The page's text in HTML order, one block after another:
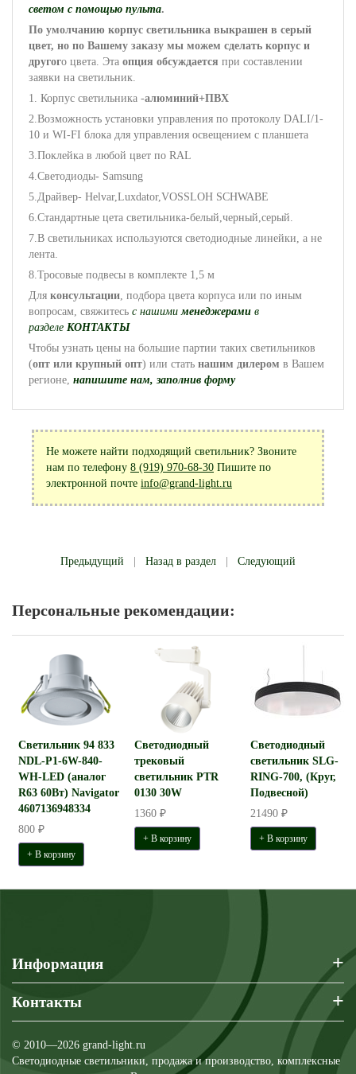
светом с помощью пульта.
По умолчанию корпус светильника выкрашен в серый
цвет, но по Вашему заказу мы можем сделать корпус и
другого цвета. Эта опция обсуждается при составлении
заявки на светильник.
1. Корпус светильника -алюминий+ПВХ
2.Возможность установки управления по протоколу DALI/1-
10 и WI-FI блока для управления освещением с планшета
3.Поклейка в любой цвет по RAL
4.Светодиоды- Samsung
5.Драйвер- Helvar,Luxdator,VOSSLOH SCHWABE
6.Cтандартные цета светильника-белый,черный,серый.
7.В светильниках используются светодиодные линейки, а не
лента.
8.Тросовые подвесы в комплекте 1,5 м
Для консультации, подбора цвета корпуса или по иным
вопросам, свяжитесь с нашимименеджерами в
разделе КОНТАКТЫ
Чтобы узнать цены на большие партии таких светильников
(опт или крупный опт) или стать нашим дилером в Вашем
регионе, напишите нам, заполнив форму
Не можете найти подходящий светильник? Звоните
нам по телефону 8 (919) 970-68-30 Пишите по
электронной почте info@grand-light.ru
Предыдущий Назад в раздел Следующий
Персональные рекомендации:
Светильник 94 833
NDL-P1-6W-840-
WH-LED (аналог
R63 60Вт) Navigator
4607136948334
800 ₽
+ В корзину
Светодиодный
трековый
светильник PTR
0130 30W
1360 ₽
+ В корзину
Светодиодный
светильник SLG-
RING-700, (Круг,
Подвесной)
21490 ₽
+ В корзину
Информация +
Контакты +
© 2010—2026 grand-light.ru
Светодиодные светильники, продажа и производство, комплексные